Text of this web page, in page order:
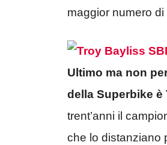
maggior numero
Ultimo ma non
della Superbike è
trent’anni il
che lo distanziano